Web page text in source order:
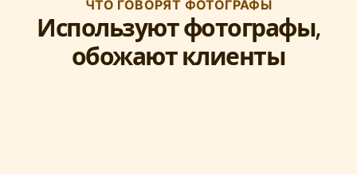
ЧТО ГОВОРЯТ ФОТОГРАФЫ
Используют фотографы,
обожают клиенты